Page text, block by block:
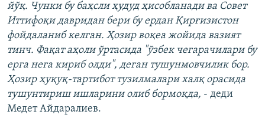
йўқ. Чунки бу баҳсли ҳудуд ҳисобланади ва Совет
Иттифоқи давридан бери бу ердан Қирғизистон
фойдаланиб келган. Ҳозир воқеа жойида вазият
тинч. Фақат аҳоли ўртасида "ўзбек чегарачилари бу
ерга нега кириб олди", деган тушунмовчилик бор.
Ҳозир ҳуқуқ-тартибот тузилмалари халқ орасида
тушунтириш ишларини олиб бормоқда, - деди
Медет Айдаралиев.